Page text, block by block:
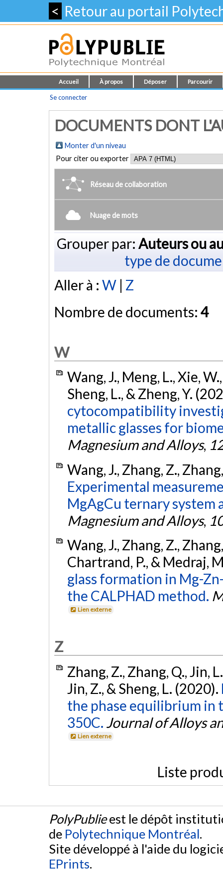
< Retour au portail
Accueil À propos Déposer Parcourir
Se connecter
DOCUMENTS DONT
Monter d'un niveau
Pour citer ou exporter
Réseau de collaboration
Nuage de mots
Grouper par: Auteurs ou
type de
Aller à : W | Z
Nombre de documents: 4
W
Wang, J., Meng, L., Xie,
Sheng, L., & Zheng, Y.
cytocompatibility
metallic glasses for
Magnesium and Alloys,
Wang, J., Zhang, Z.,
Experimental
MgAgCu ternary system
Magnesium and Alloys,
Wang, J., Zhang, Z.,
Chartrand, P., & Medraj,
glass formation in Mg-
the CALPHAD method.
Lien externe
Z
Zhang, Z., Zhang, Q., Jin,
Jin, Z., & Sheng, L. (2020).
the phase equilibrium in
350C. Journal of Alloys
Lien externe
Liste
PolyPublieest le dépôt
de Polytechnique Montréal.
Site développé à l'aide du
EPrints.